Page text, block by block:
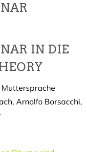
IN DIE
Arnolfo Borsacchi,